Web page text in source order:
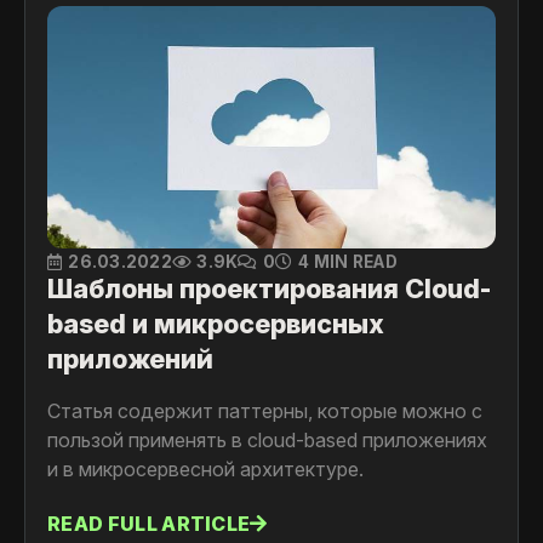
26.03.2022 3.9K 0 4 MIN READ
Шаблоны проектирования Cloud-
based и микросервисных
приложений
Статья содержит паттерны, которые можно с
пользой применять в cloud-based приложениях
и в микросервесной архитектуре.
READ FULL ARTICLE